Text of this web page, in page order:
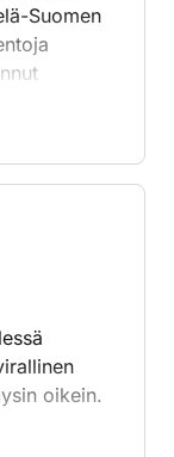
Suomen
oikein.